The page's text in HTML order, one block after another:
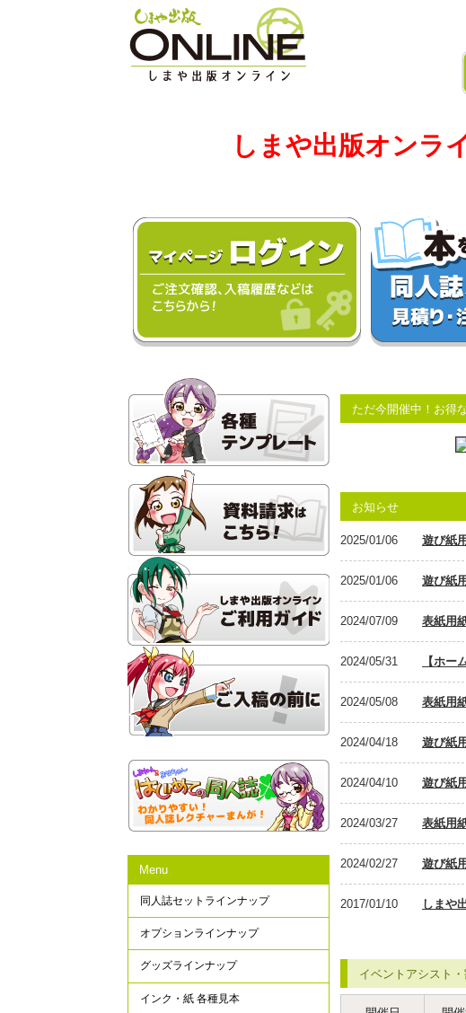
しまや出版オンラ
ただ今開催中！お得
お知らせ
2025/01/06 遊び紙
2025/01/06 遊び紙
2024/07/09 表紙用
2024/05/31 【ホー
2024/05/08 表紙用
2024/04/18 遊び紙
2024/04/10 遊び紙
2024/03/27 表紙用
2024/02/27 遊び紙
2017/01/10 しまや
イベントアシスト
Menu
同人誌セットラインナップ
オプションラインナップ
グッズラインナップ
インク・紙 各種見本